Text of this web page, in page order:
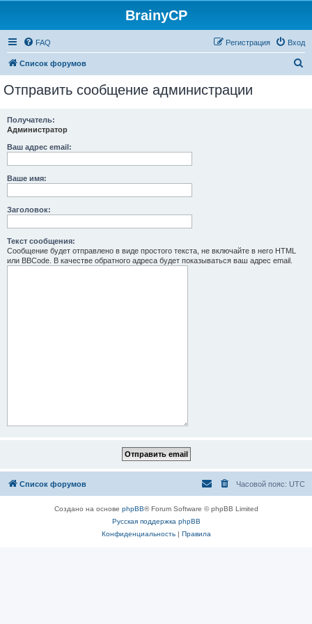
BrainyCP
FAQ Вход
Регистрация
Список форумов
Отправить сообщение администрации
Получатель:
Администратор
Ваш адрес email:
Ваше имя:
Заголовок:
Текст сообщения:
Сообщение будет отправлено в виде простого текста, не включайте в него HTML
или BBCode. В качестве обратного адреса будет показываться ваш адрес email.
Список форумов Часовой пояс: UTC
Создано на основе phpBB® Forum Software © phpBB Limited
Русская поддержка phpBB
Конфиденциальность| Правила